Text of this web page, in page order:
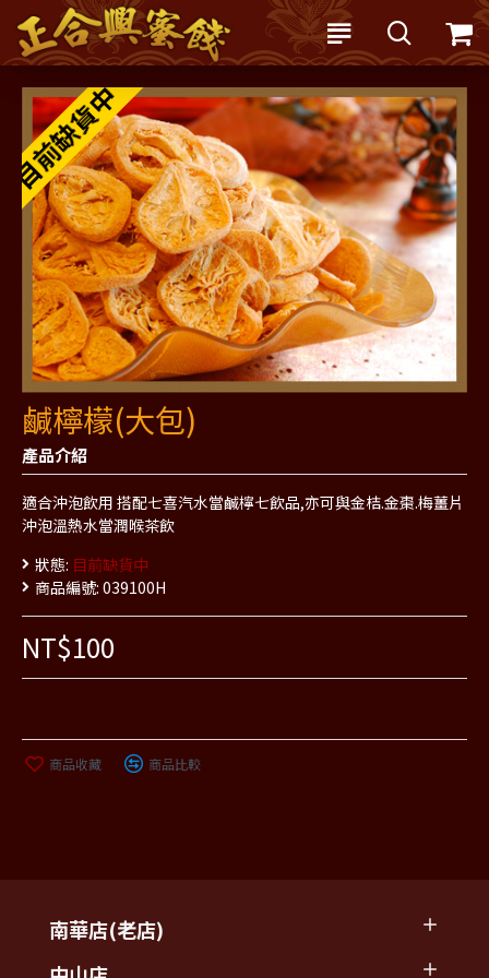
目前缺貨中
鹹檸檬(大包)
產品介紹
適合沖泡飲用 搭配七喜汽水當鹹檸七飲品,亦可與金桔.金棗.梅薑片
沖泡溫熱水當潤喉茶飲
狀態: 目前缺貨中
商品編號: 039100H
NT$100
商品收藏 商品比較
南華店(老店)